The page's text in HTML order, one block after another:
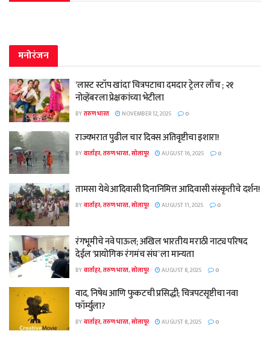
मनोरंजन
‘लास्ट स्टॉप खांदा’ चित्रपटाचा दमदार ट्रेलर लाँच ; २१
नोव्हेंबरला प्रेक्षकांच्या भेटीला
BYतरुण भारत NOVEMBER 12, 2025 0
राज्यभरात पुढील चार दिवस अतिवृष्टीचा इशारा!
BYवार्ताहर, तरुण भारत, सोलापूर AUGUST 16, 2025 0
तामसा येथे आदिवासी दिनानिमित्त आदिवासी संस्कृतीचे दर्शन!
BYवार्ताहर, तरुण भारत, सोलापूर AUGUST 11, 2025 0
रंगभूमीचे नवे पाऊल; अखिल भारतीय मराठी नाट्य परिषद
देईल ‘प्रायोगिक रंगमंच संघ’ ला मान्यता
BYवार्ताहर, तरुण भारत, सोलापूर AUGUST 8, 2025 0
वाद, निषेध आणि फुकटची प्रसिद्धी; चित्रपटसृष्टीचा नवा
फॉर्म्युला?
BYवार्ताहर, तरुण भारत, सोलापूर AUGUST 8, 2025 0